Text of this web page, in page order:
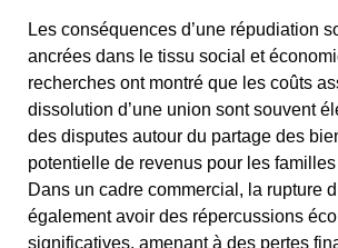
Les conséquences d’une répudiation
ancrées dans le tissu social et
recherches ont montré que les coûts
dissolution d’une union sont souvent
des disputes autour du partage des
potentielle de revenus pour les
Dans un cadre commercial, la rupture
également avoir des répercussions
significatives, amenant à des pertes